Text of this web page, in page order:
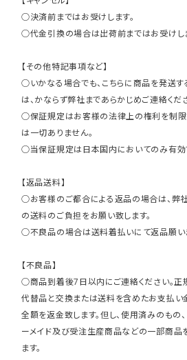
○決済前まではお受けします。
○代金引換の場合は出荷前まではお受けし
【その他特記事項など】
○いかなる場合でも、こちらに商品を発送す
は、かならず弊社まであらかじめご連絡くだ
○保証規定はお客様の法律上の権利を制限
は一切ありません。
○当保証規定は日本国内においてのみ有効
【返品送料】
○お客様のご都合による返品の場合は、弊
の送料のご負担をお願い致します。
○不良品の場合は送料着払いにて返品願い
【不良品】
○商品到着後7日以内にご連絡ください。正
代替品と交換または送料を含めたお支払い
全額を返金致します。但し、使用済みのもの
ーメイド及び受注生産商品などの一部商品
ます。